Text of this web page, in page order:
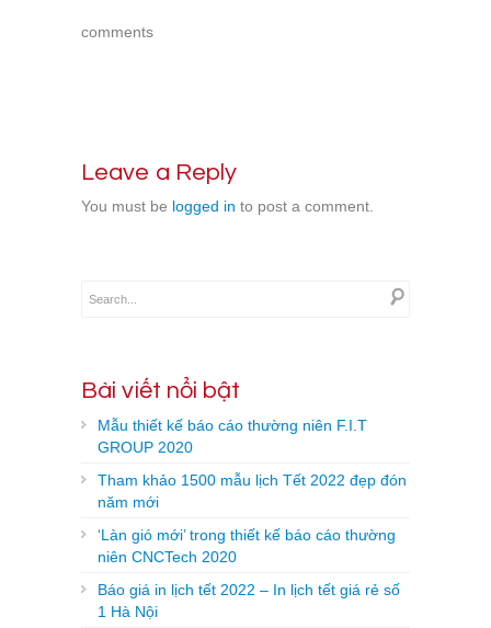
comments
Leave a Reply
You must be logged in to post a comment.
Bài viết nổi bật
Mẫu thiết kế báo cáo thường niên F.I.T
GROUP 2020
Tham khảo 1500 mẫu lịch Tết 2022 đẹp đón
năm mới
‘Làn gió mới’ trong thiết kế báo cáo thường
niên CNCTech 2020
Báo giá in lịch tết 2022 – In lịch tết giá rẻ số
1 Hà Nội